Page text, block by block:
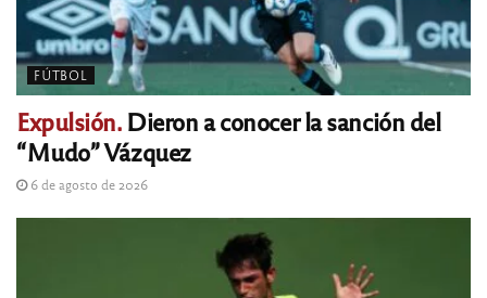
FÚTBOL
Expulsión.Dieron a conocer la sanción del
“Mudo” Vázquez
6 de agosto de 2026